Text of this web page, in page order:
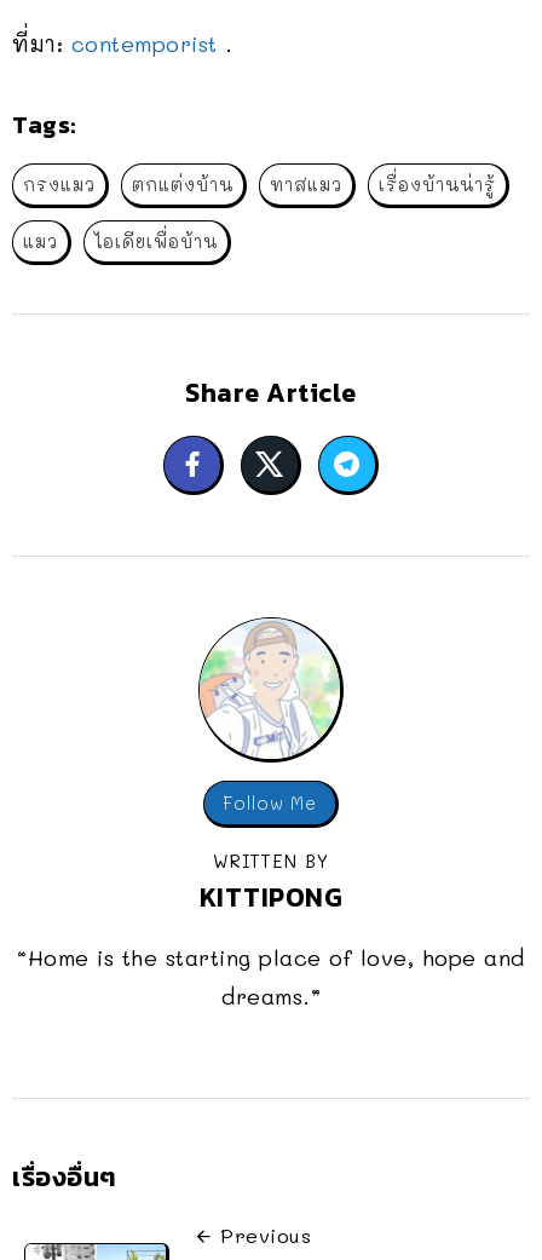
ที่มา: contemporist .
Tags:
กรงแมว ตกแต่งบ้าน ทาสแมว เรื่องบ้านน่ารู้
แมว ไอเดียเพื่อบ้าน
Share Article
Follow Me
WRITTEN BY
KITTIPONG
“Home is the starting place of love, hope and
dreams.”
เรื่องอื่นๆ
Previous